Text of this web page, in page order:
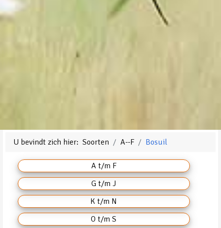
U bevindt zich hier:Soorten A--F Bosuil
A t/m F
G t/m J
K t/m N
O t/m S